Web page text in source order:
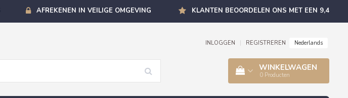
AFREKENEN IN VEILIGE OMGEVING KLANTEN BEOORDELEN ONS MET EEN 9,4
INLOGGEN REGISTREREN Nederlands
WINKELWAGEN
0 Producten